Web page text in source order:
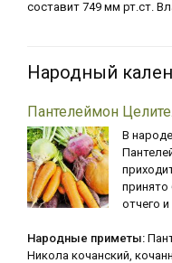
составит 749 мм рт.ст.
Народный
Пантелеймон
В
принято
отчего
Народные приметы:
Никола кочанский,